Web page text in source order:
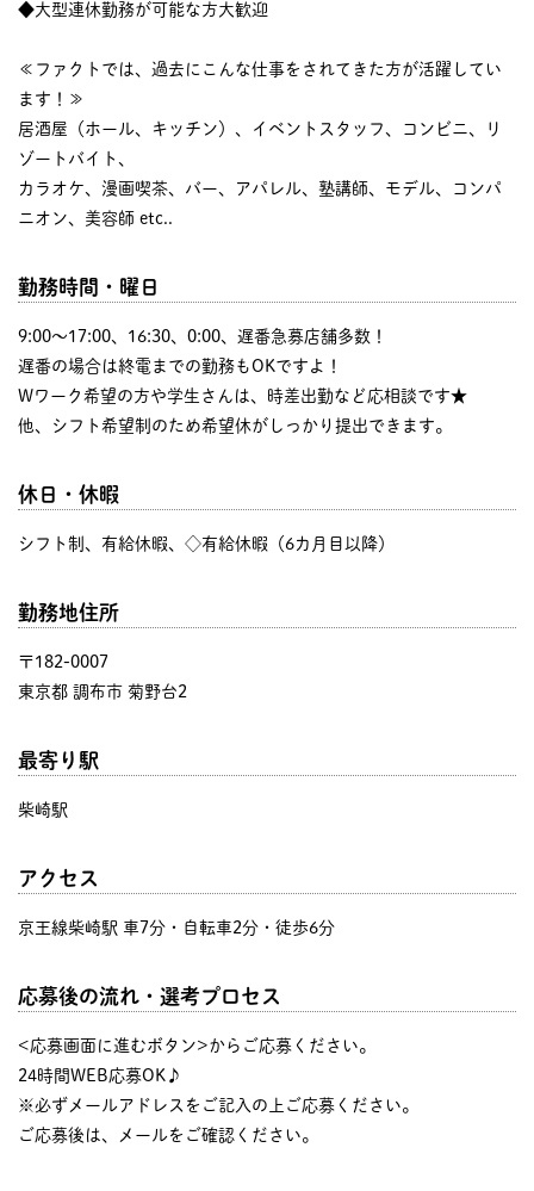
◆大型連休勤務が可能な方大歓迎
≪ファクトでは、過去にこんな仕事をされてきた方が活躍してい
ます！≫
居酒屋（ホール、キッチン）、イベントスタッフ、コンビニ、リ
ゾートバイト、
カラオケ、漫画喫茶、バー、アパレル、塾講師、モデル、コンパ
ニオン、美容師 etc..
勤務時間・曜日
9:00〜17:00、16:30、0:00、遅番急募店舗多数！
遅番の場合は終電までの勤務もOKですよ！
Wワーク希望の方や学生さんは、時差出勤など応相談です★
他、シフト希望制のため希望休がしっかり提出できます。
休日・休暇
シフト制、有給休暇、◇有給休暇（6カ月目以降）
勤務地住所
〒182-0007
東京都 調布市 菊野台2
最寄り駅
柴崎駅
アクセス
京王線柴崎駅 車7分・自転車2分・徒歩6分
応募後の流れ・選考プロセス
<応募画面に進むボタン>からご応募ください。
24時間WEB応募OK♪
※必ずメールアドレスをご記入の上ご応募ください。
ご応募後は、メールをご確認ください。